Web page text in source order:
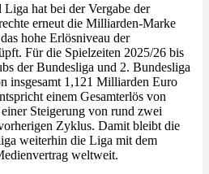
hat bei der Vergabe der
erneut die Milliarden-Marke
hohe Erlösniveau der
Für die Spielzeiten 2025/26 bis
der Bundesliga und 2. Bundesliga
insgesamt 1,121 Milliarden Euro
einem Gesamterlös von
Steigerung von rund zwei
Zyklus. Damit bleibt die
weiterhin die Liga mit dem
weltweit.